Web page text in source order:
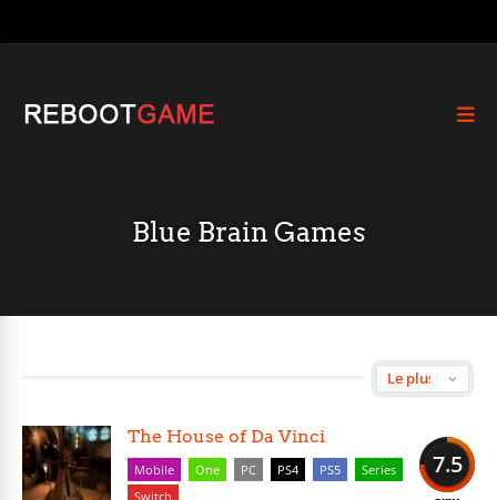
Blue Brain Games
7.5
The House of Da Vinci
Mobile One PC PS4 PS5
Series
Switch